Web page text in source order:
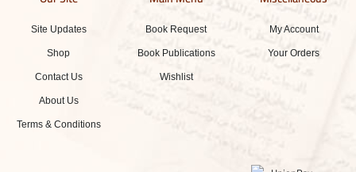
Site Updates
Shop
Contact Us
About Us
Terms & Conditions
Book Request
Book Publications
Wishlist
My Account
Your Orders